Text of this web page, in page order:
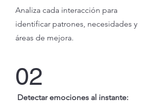
Analiza cada interacción para
identificar patrones, necesidades y
áreas de mejora.
02
Detectar emociones al instante: